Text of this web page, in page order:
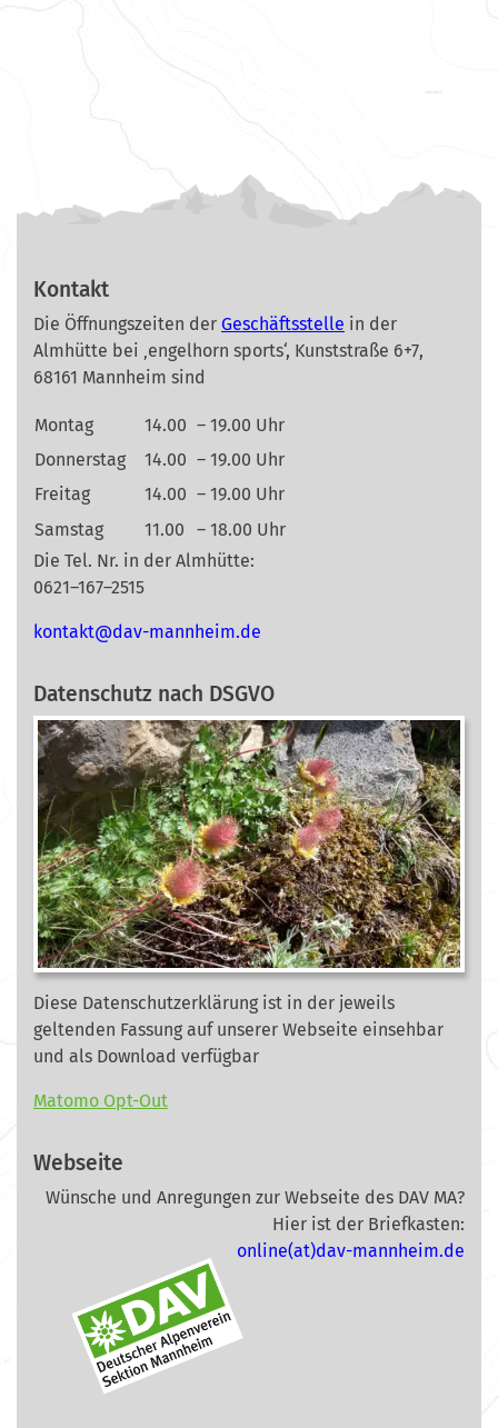
Kontakt
Die Öffnungszeiten der Geschäftsstelle in der
Almhütte bei ‚engelhorn sports‘, Kunststraße 6+7,
68161 Mannheim sind
Montag 14.00 – 19.00 Uhr
Donnerstag
14.00 – 19.00 Uhr
Freitag
14.00 – 19.00 Uhr
Samstag
11.00
– 18.00 Uhr
Die Tel. Nr. in der Almhütte:
0621–167–2515
ed.mi
ehnna
m-vad
@tkat
nok
Datenschutz nach DSGVO
Diese Datenschutzerklärung ist in der jeweils
geltenden Fassung auf unserer Webseite einsehbar
und als Download verfügbar
Matomo Opt-Out
Webseite
Wünsche und Anregungen zur Webseite des DAV MA?
Hier ist der Briefkasten:
online(at)dav-mannheim.de